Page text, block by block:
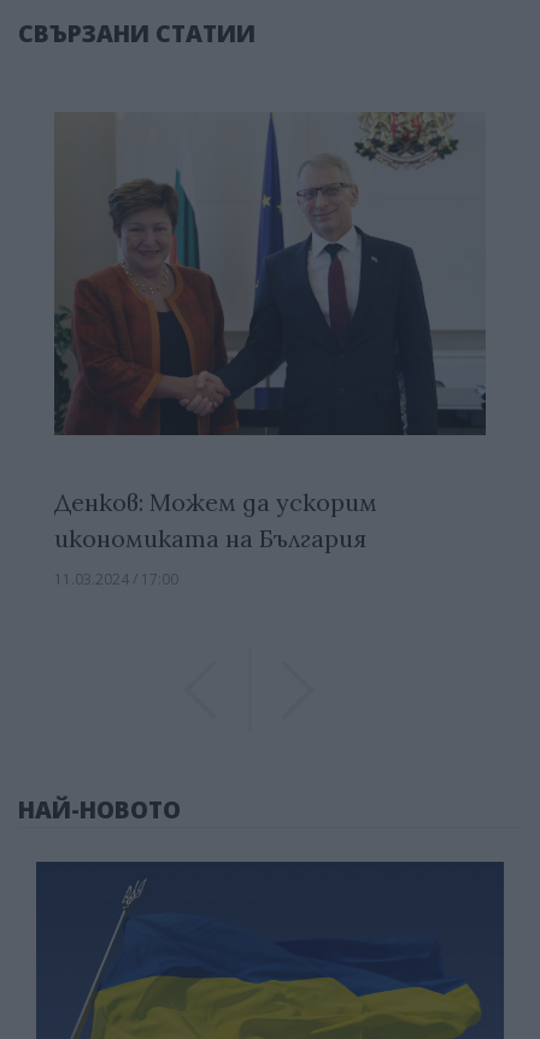
СВЪРЗАНИ СТАТИИ
Денков: Можем да ускорим
икономиката на България
11.03.2024 / 17:00
НАЙ-НОВОТО